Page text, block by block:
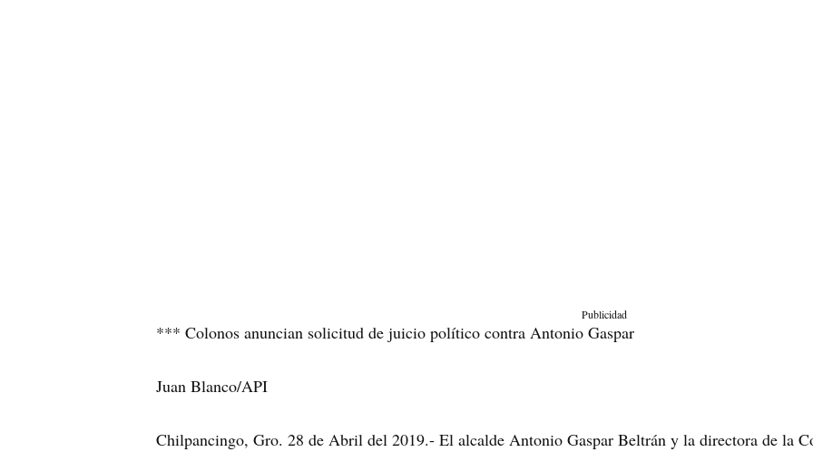
Publicidad
*** Colonos anuncian solicitud de juicio político contra Antonio Gaspar
Juan Blanco/API
Chilpancingo, Gro. 28 de Abril del 2019.- El alcalde Antonio Gaspar Beltrán y la directora de la